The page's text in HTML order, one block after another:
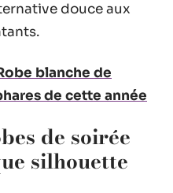
douce aux
blanche de
de cette année
de soirée
silhouette